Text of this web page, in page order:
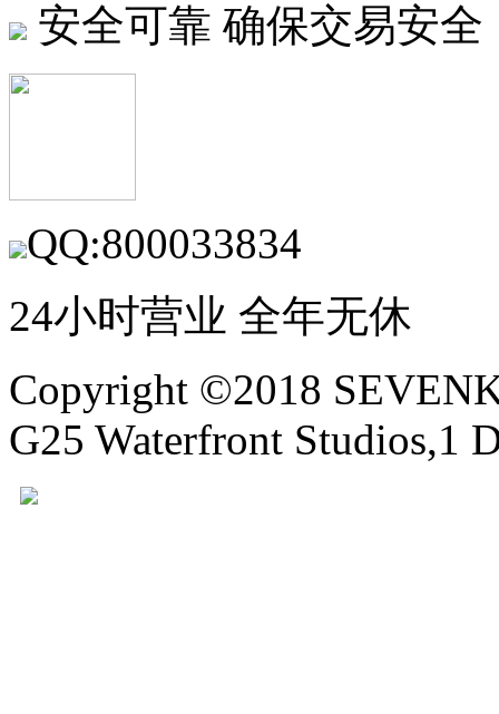
安全可靠 确保交易安全
QQ:800033834
24小时营业 全年无休
Copyright ©2018
G25 Waterfront Studios,1